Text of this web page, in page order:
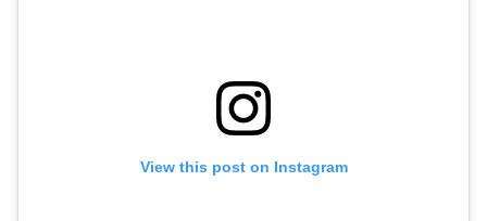
View this post on Instagram